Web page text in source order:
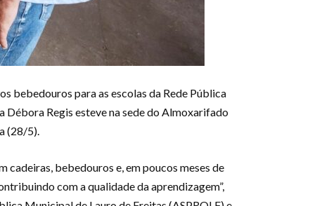
bebedouros para as escolas da Rede Pública
Débora Regis esteve na sede do Almoxarifado
(28/5).
cadeiras, bebedouros e, em poucos meses de
com a qualidade da aprendizagem”,